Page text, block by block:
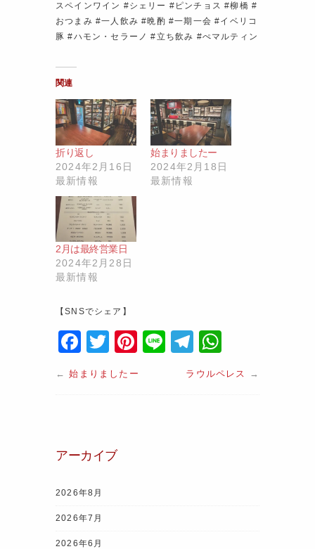
スペインワイン #シェリー #ピンチョス #柳橋 #
おつまみ #一人飲み #晩酌 #一期一会 #イベリコ
豚 #ハモン・セラーノ #立ち飲み #ぺマルティン
関連
折り返し
2024年2月16日
最新情報
始まりましたー
2024年2月18日
最新情報
2月は最終営業日
2024年2月28日
最新情報
【SNSでシェア】
F
a
c
o
k
T
w
itt
Pi
Li
T
el
e
h
←始まりましたー ラウルペレス →
アーカイブ
2026年8月
2026年7月
2026年6月